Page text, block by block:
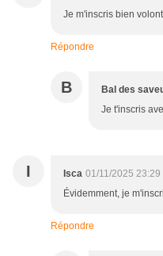
Je m'inscris bien
Répondre
B Bal des
Je t'inscris
I Isca 01/11/2025 23:29
Évidemment, je
Répondre